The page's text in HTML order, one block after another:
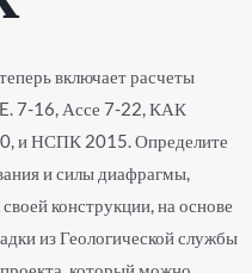
включает расчеты
7-16, Ассе 7-22, КАК
и НСПК 2015. Определите
и силы диафрагмы,
конструкции, на основе
из Геологической службы